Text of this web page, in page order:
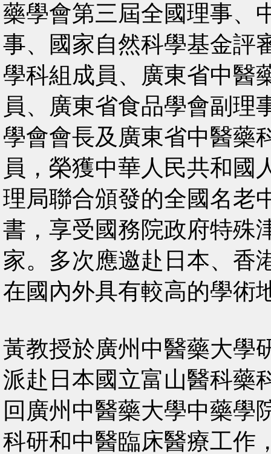
藥學會第三屆全國理事、
事、國家自然科學基金評
學科組成員、廣東省中醫
員、廣東省食品學會副理
學會會長及廣東省中醫藥
員，榮獲中華人民共和國
理局聯合頒發的全國名老
書，享受國務院政府特殊
家。多次應邀赴日本、香
在國內外具有較高的學術
黃教授於廣州中醫藥大學
派赴日本國立富山醫科藥
回廣州中醫藥大學中藥學
科研和中醫臨床醫療工作